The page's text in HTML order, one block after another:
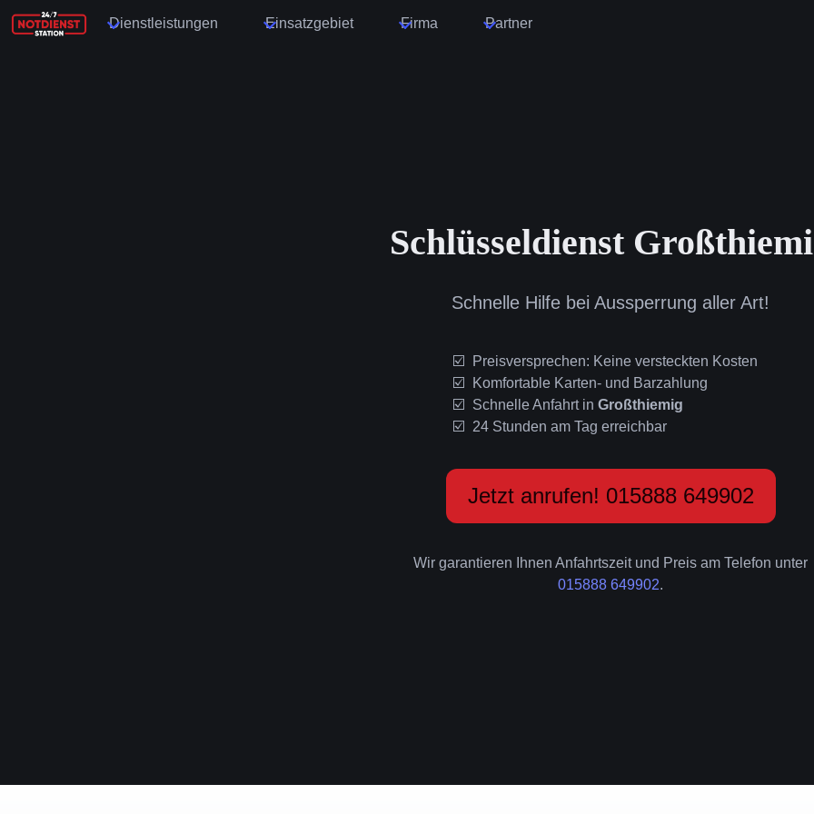
Dienstleistungen Einsatzgebiet Firma Partner
Schlüsseldienst
Schnelle Hilfe bei Aussperrung aller Art!
Preisversprechen: Keine versteckten Kosten
Komfortable Karten- und Barzahlung
Schnelle Anfahrt in Großthiemig
24 Stunden am Tag erreichbar
Jetzt anrufen! 015888 649902
Wir garantieren Ihnen Anfahrtszeit und Preis am Telefon unter
015888 649902.